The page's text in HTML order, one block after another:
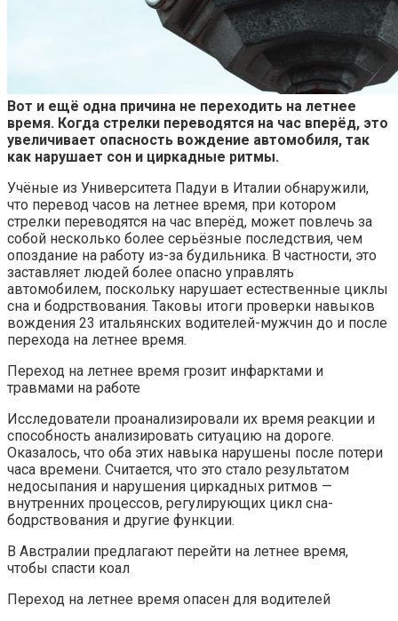
Вот и ещё одна причина не переходить на летнее
время. Когда стрелки переводятся на час вперёд, это
увеличивает опасность вождение автомобиля, так
как нарушает сон и циркадные ритмы.
Учёные из Университета Падуи в Италии обнаружили,
что перевод часов на летнее время, при котором
стрелки переводятся на час вперёд, может повлечь за
собой несколько более серьёзные последствия, чем
опоздание на работу из-за будильника. В частности, это
заставляет людей более опасно управлять
автомобилем, поскольку нарушает естественные циклы
сна и бодрствования. Таковы итоги проверки навыков
вождения 23 итальянских водителей-мужчин до и после
перехода на летнее время.
Переход на летнее время грозит инфарктами и
травмами на работе
Исследователи проанализировали их время реакции и
способность анализировать ситуацию на дороге.
Оказалось, что оба этих навыка нарушены после потери
часа времени. Считается, что это стало результатом
недосыпания и нарушения циркадных ритмов —
внутренних процессов, регулирующих цикл сна-
бодрствования и другие функции.
В Австралии предлагают перейти на летнее время,
чтобы спасти коал
Переход на летнее время опасен для водителей